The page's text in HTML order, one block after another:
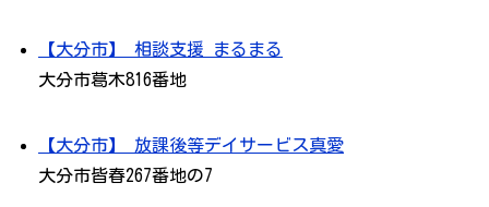
【大分市】 相談支援 まるまる
大分市葛木816番地
【大分市】 放課後等デイサービス真愛
大分市皆春267番地の7